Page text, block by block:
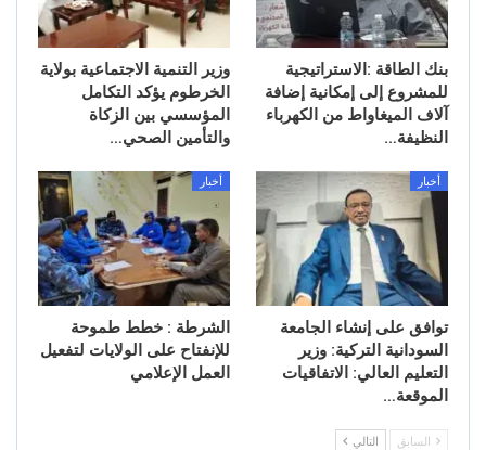
بنك الطاقة :الاستراتيجية
للمشروع إلى إمكانية إضافة
آلاف الميغاواط من الكهرباء
النظيفة…
وزير التنمية الاجتماعية بولاية
الخرطوم يؤكد التكامل
المؤسسي بين الزكاة
والتأمين الصحي…
أخبار
توافق على إنشاء الجامعة
السودانية التركية: وزير
التعليم العالي: الاتفاقيات
الموقعة…
أخبار
الشرطة : خطط طموحة
للإنفتاح على الولايات لتفعيل
العمل الإعلامي
السابق التالي